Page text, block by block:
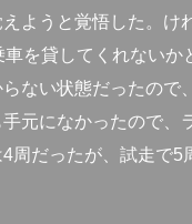
ようと覚悟した。け
を貸してくれないか
ない状態だったので
元になかったので、
周だったが、試走で5